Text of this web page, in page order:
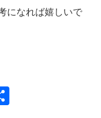
になれば嬉しいで